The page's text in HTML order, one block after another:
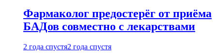
Фармаколог предостерёг от приёма
БАДов совместно с лекарствами
2 года спустя2 года спустя